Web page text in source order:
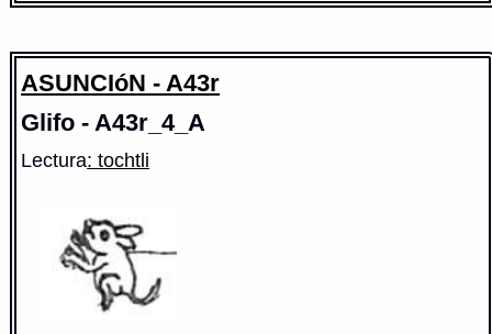
ASUNCIóN - A43r
Glifo - A43r_4_A
Lectura: tochtli